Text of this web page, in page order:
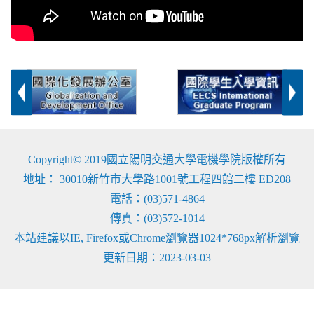
Copyright© 2019國立陽明交通大學電機學院版權所有
地址： 30010新竹市大學路1001號工程四館二樓 ED208
電話：(03)571-4864
傳真：(03)572-1014
本站建議以IE, Firefox或Chrome瀏覽器1024*768px解析瀏覽
更新日期：2023-03-03